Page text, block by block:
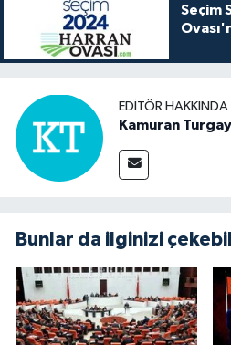
Seçim
EDITÖR HAKKINDA
Kamuran Turgay
Bunlar da ilginizi